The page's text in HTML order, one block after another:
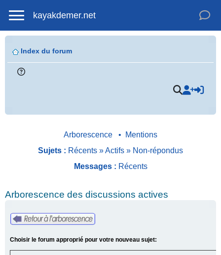
kayakdemer.net
Index du forum
Arborescence •
Mentions
Sujets : Récents »Actifs » Non-répondus
Messages : Récents
Arborescence des discussions actives
Choisir le forum approprié pour votre nouveau sujet: